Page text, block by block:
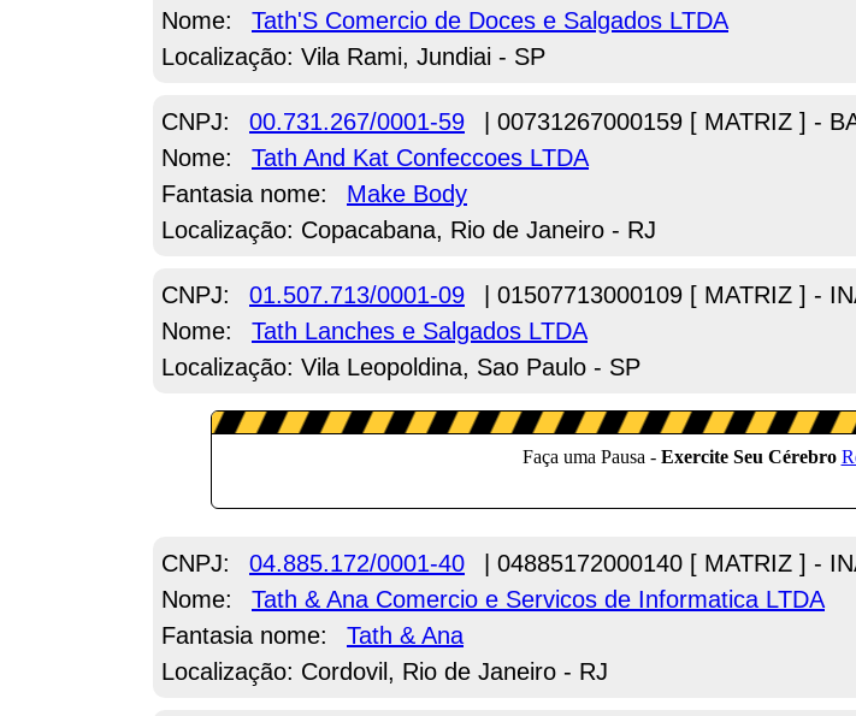
Nome:
Tath'S Comercio de Doces e Salgados LTDA
Localização: Vila Rami, Jundiai - SP
CNPJ: 00.731.267/0001-59
| 00731267000159 [ MATRIZ ] -
Nome:
Tath And Kat Confeccoes LTDA
Fantasia nome:
Make Body
Localização: Copacabana, Rio de Janeiro - RJ
CNPJ: 01.507.713/0001-09
| 01507713000109 [ MATRIZ ] -
Nome:
Tath Lanches e Salgados LTDA
Localização: Vila Leopoldina, Sao Paulo - SP
CNPJ: 04.885.172/0001-40
| 04885172000140 [ MATRIZ ] -
Nome:
Tath & Ana Comercio e Servicos de Informatica LTDA
Fantasia nome:
Tath & Ana
Localização: Cordovil, Rio de Janeiro - RJ